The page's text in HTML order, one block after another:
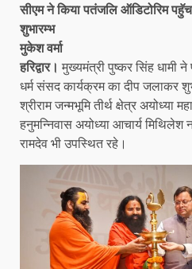
सीएम ने किया पतंजलि ऑडिटोरिम
शुभारम्भ
मुकेश वर्मा
हरिद्वार। मुख्यमंत्री पुष्कर सिंह धामी
धर्म संसद कार्यक्रम का दीप जलाकर
श्रीराम जन्मभूमि तीर्थ क्षेत्र अयोध्या
हनुमन्निवास अयोध्या आचार्य मिथिलेश
रामदेव भी उपस्थित रहे।